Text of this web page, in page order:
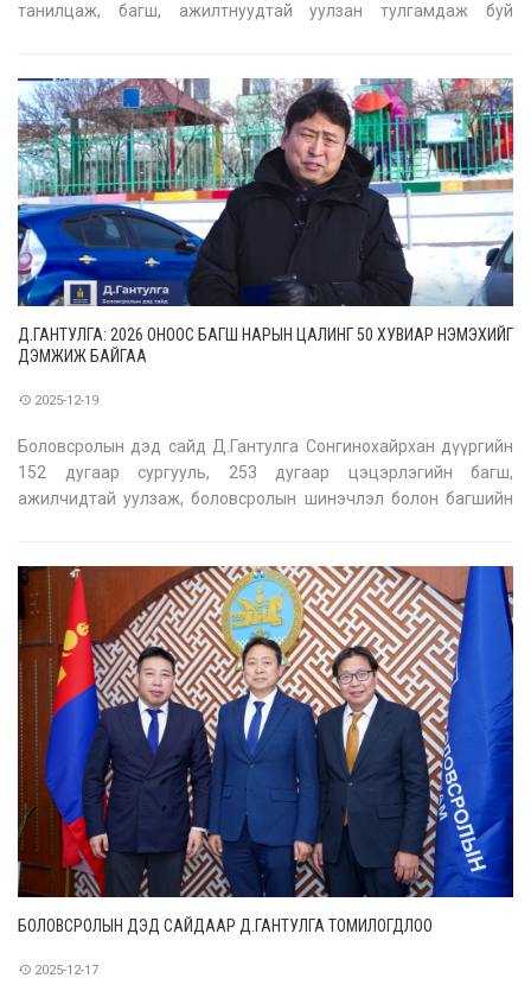
танилцаж, багш, ажилтнуудтай уулзан тулгамдаж буй
шийдвэрийг багш, ажилтнуудын б
Д.ГАНТУЛГА: 2026 ОНООС БАГШ НАРЫН ЦАЛИНГ 50 ХУВИАР НЭМЭХИЙГ
ДЭМЖИЖ БАЙГАА
2025-12-19
Боловсролын дэд сайд Д.Гантулга Сонгинохайрхан дүүргийн
152 дугаар сургууль, 253 дугаар цэцэрлэгийн багш,
ажилчидтай уулзаж, боловсролын шинэчлэл болон багшийн
байгаад сэтгэл зовн
БОЛОВСРОЛЫН ДЭД САЙДААР Д.ГАНТУЛГА ТОМИЛОГДЛОО
2025-12-17